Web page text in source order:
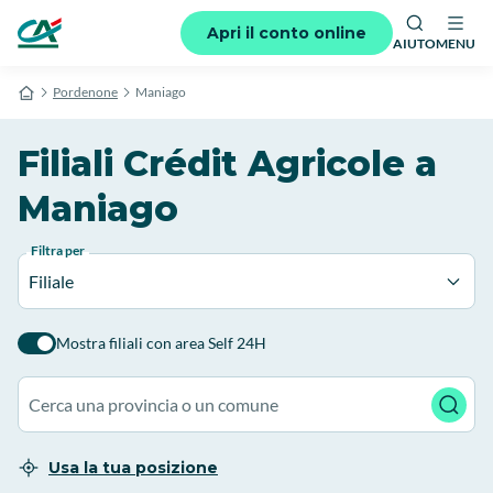
Apri il conto online
AIUTOMENU
Pordenone Maniago
Filiali Crédit Agricole a
Maniago
Filtra per
Filiale
Mostra filiali con area Self 24H
Usa la tua posizione